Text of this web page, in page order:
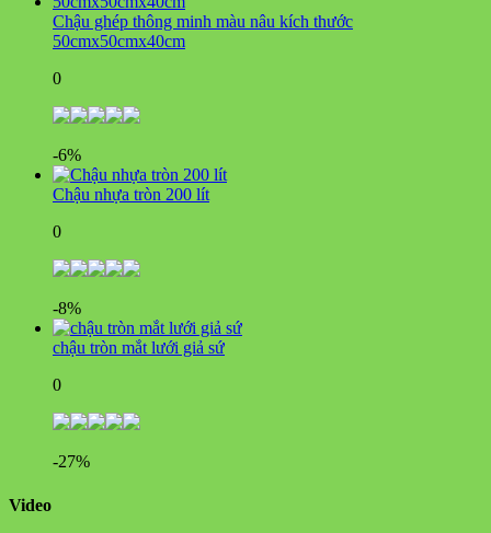
Chậu ghép thông minh màu nâu kích thước
50cmx50cmx40cm
0
-6%
Chậu nhựa tròn 200 lít
0
-8%
chậu tròn mắt lưới giả sứ
0
-27%
Video